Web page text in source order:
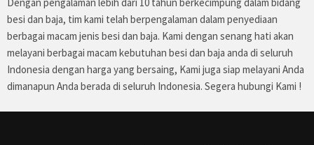
Dengan pengalaman lebih dari 10 tahun berkecimpung dalam bidang
besi dan baja, tim kami telah berpengalaman dalam penyediaan
berbagai macam jenis besi dan baja. Kami dengan senang hati akan
melayani berbagai macam kebutuhan besi dan baja anda di seluruh
Indonesia dengan harga yang bersaing, Kami juga siap melayani Anda
dimanapun Anda berada di seluruh Indonesia. Segera hubungi Kami !